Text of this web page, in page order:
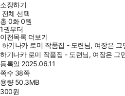
소장하기
전체 선택
총0화0원
1권부터
이전목록 더보기
하기나카 로미 작품집 - 도련님, 여장은
하기나카 로미 작품집 - 도련님, 여장은 그
등록일 2025.06.11
쪽수 38쪽
용량 50.3MB
300원